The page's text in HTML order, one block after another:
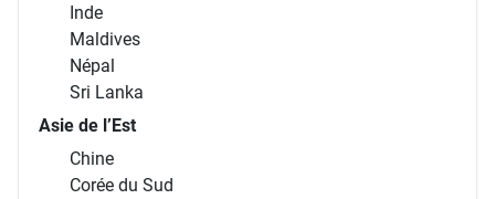
Inde
Maldives
Népal
Sri Lanka
Asie de l’Est
Chine
Corée du Sud